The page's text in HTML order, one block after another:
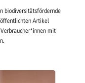
biodiversitätsfördernde
Artikel
mit